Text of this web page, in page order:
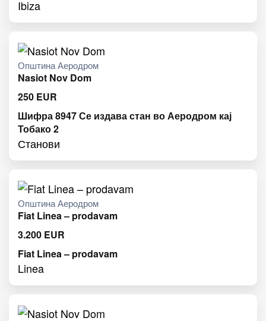
Ibiza
Општина Аеродром
Nasiot Nov Dom
250 EUR
Шифра 8947 Се издава стан во Аеродром кај
Тобако 2
Станови
Општина Аеродром
Fiat Linea – prodavam
3.200 EUR
Fiat Linea – prodavam
Linea